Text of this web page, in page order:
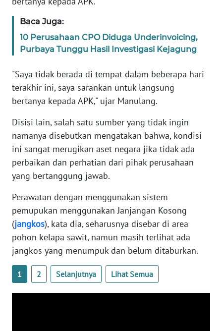
Baca Juga:
10 Perusahaan CPO Diduga Underinvoicing,
Purbaya Tunggu Hasil Investigasi Kejagung
"Saya tidak berada di tempat dalam beberapa hari
terakhir ini, saya sarankan untuk langsung
bertanya kepada APK," ujar Manulang.
Disisi lain, salah satu sumber yang tidak ingin
namanya disebutkan mengatakan bahwa, kondisi
ini sangat merugikan aset negara jika tidak ada
perbaikan dan perhatian dari pihak perusahaan
yang bertanggung jawab.
Perawatan dengan menggunakan sistem
pemupukan menggunakan Janjangan Kosong
(jangkos), kata dia, seharusnya disebar di area
pohon kelapa sawit, namun masih terlihat ada
jangkos yang menumpuk dan belum ditaburkan.
1 2 Selanjutnya Lihat Semua
WN
NTT
WN
WN
PAPUA
WN
PAPUA
BARAT
WN
RIAU
WN
SERAMBI
WN
JAMBI
WN
SULTRA